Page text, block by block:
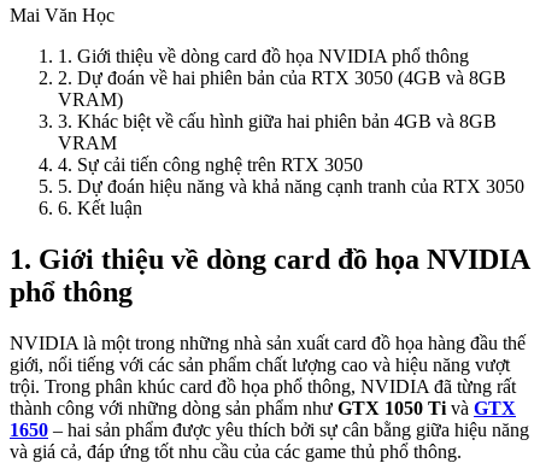
Mai Văn Học
1. Giới thiệu về dòng card đồ họa NVIDIA phổ thông
2. Dự đoán về hai phiên bản của RTX 3050 (4GB và 8GB
VRAM)
3. Khác biệt về cấu hình giữa hai phiên bản 4GB và 8GB
VRAM
4. Sự cải tiến công nghệ trên RTX 3050
5. Dự đoán hiệu năng và khả năng cạnh tranh của RTX 3050
6. Kết luận
1. Giới thiệu về dòng card đồ họa NVIDIA
phổ thông
NVIDIA là một trong những nhà sản xuất card đồ họa hàng đầu thế
giới, nổi tiếng với các sản phẩm chất lượng cao và hiệu năng vượt
trội. Trong phân khúc card đồ họa phổ thông, NVIDIA đã từng rất
thành công với những dòng sản phẩm như GTX 1050 Ti và GTX
1650 – hai sản phẩm được yêu thích bởi sự cân bằng giữa hiệu năng
và giá cả, đáp ứng tốt nhu cầu của các game thủ phổ thông.